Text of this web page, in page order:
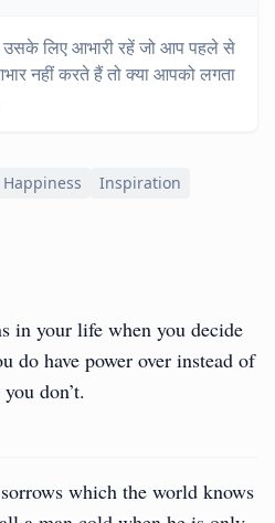
उसके लिए आभारी रहें जो आप पहले से
नहीं करते हैं तो क्या आपको लगता
Happiness
Inspiration
in your life when you decide
do have power over instead of
don’t.
which the world knows